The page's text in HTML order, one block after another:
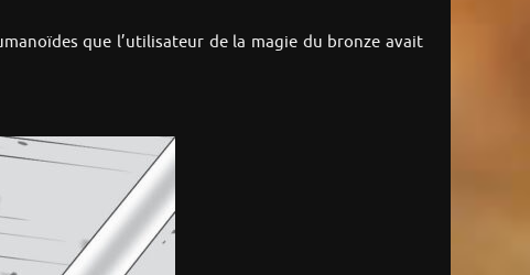
que l’utilisateur de la magie du bronze avait